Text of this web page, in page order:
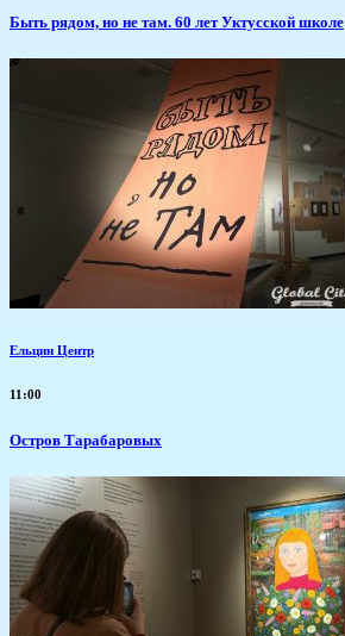
Быть рядом, но не там. 60 лет Уктусской школе
Ельцин Центр
11:00
Остров Тарабаровых